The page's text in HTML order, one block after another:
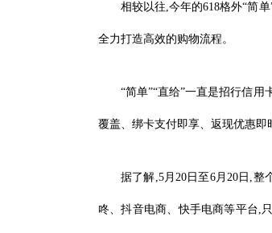
相较以往,今年的618格外“简
全力打造高效的购物流程。
“简单”“直给”一直是招行信
覆盖、绑卡支付即享、返现优惠即
据了解,5月20日至6月20日,整
咚、抖音电商、快手电商等平台,